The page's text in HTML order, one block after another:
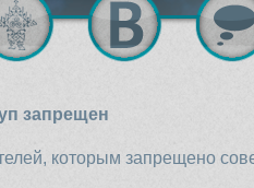
запрещен
которым запрещено